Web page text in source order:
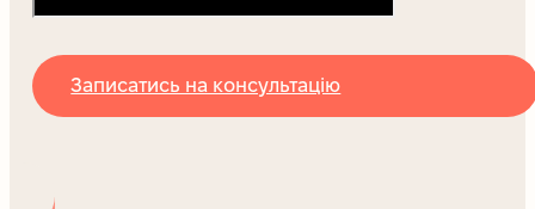
Записатись на консультацію